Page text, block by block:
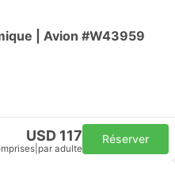
| Avion #W43959
USD 117
par adulte
Réserver